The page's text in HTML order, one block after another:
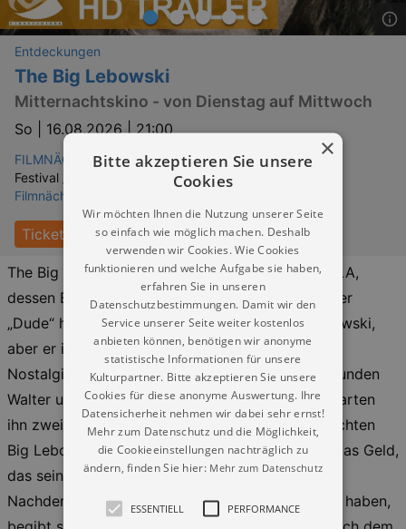
Entdeckungen
The Big Lebowski
Mitternachtskino - von Dienstag auf Mittwoch
So | 16.08.2026 | 21:00
FILMNÄCHTE AM ELBUFER Dresden
Festival / Fest:
Filmnächte am Elbufer - ALLE FILME
Tickets
The Big Lebowski ist eigentlich ein Millonär aus LA,
dessen Ehefrau Bunny hohe Geldschulden hat. Der
„Dude“ heißt wie der Millionär auch Jeffrey Lebowski,
aber er ist arbeitslos, faul und ein 60er Jahre
Nostalgiker, der gerne mit seinen komischen Freunden
Walter und Donny bowlen geht. Eines Tages erwarten
ihn zwei Geldeintreiber. Sie haben ihn mit dem echten
Big Lebowski verwechselt und fordern von ihm das Geld,
das seine angebliche Frau Bunny ihnen schuldet.
Nachdem sie auf seinen Lieblingsteppich uriniert haben,
×
Bitte akzeptieren Sie unsere
Cookies
Wir möchten Ihnen die Nutzung unserer Seite
so einfach wie möglich machen. Deshalb
verwenden wir Cookies. Wie Cookies
funktionieren und welche Aufgabe sie haben,
erfahren Sie in unseren
Datenschutzbestimmungen. Damit wir den
Service unserer Seite weiter kostenlos
anbieten können, benötigen wir anonyme
statistische Informationen für unsere
Kulturpartner. Bitte akzeptieren Sie unsere
Cookies für diese anonyme Auswertung. Ihre
Datensicherheit nehmen wir dabei sehr ernst!
Mehr zum Datenschutz und die Möglichkeit,
die Cookieeinstellungen nachträglich zu
ändern, finden Sie hier: Mehr zum Datenschutz
ESSENTIELL PERFORMANCE